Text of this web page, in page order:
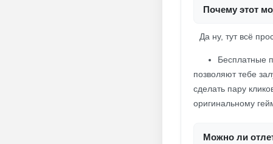
Почему этот
Да ну, тут всё
Бесплатные
позволяют тебе
сделать пару
оригинальному
Можно ли